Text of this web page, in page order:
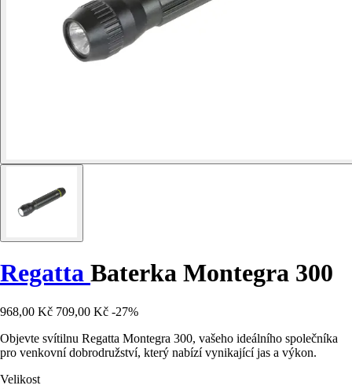
Regatta Baterka Montegra 300
968,00 Kč 709,00 Kč -27%
Objevte svítilnu Regatta Montegra 300, vašeho ideálního společníka
pro venkovní dobrodružství, který nabízí vynikající jas a výkon.
Velikost